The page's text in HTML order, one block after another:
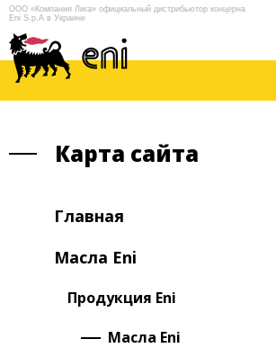
ООО «Компания Лига» официальный дистрибьютор концерна
Eni S.p.A в Украине
Карта сайта
Главная
Масла Eni
Продукция Eni
Масла Eni